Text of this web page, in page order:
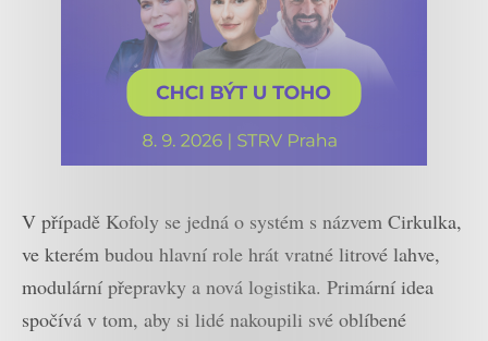
V případě Kofoly se jedná o systém s názvem Cirkulka,
ve kterém budou hlavní role hrát vratné litrové lahve,
modulární přepravky a nová logistika. Primární idea
spočívá v tom, aby si lidé nakoupili své oblíbené